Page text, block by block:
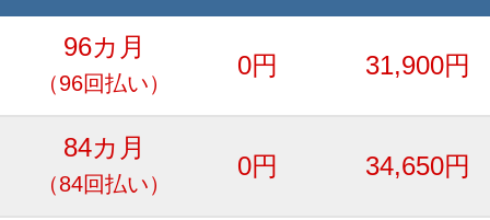
96カ月
（96回払い）
0円 31,900円
84カ月
（84回払い）
0円 34,650円